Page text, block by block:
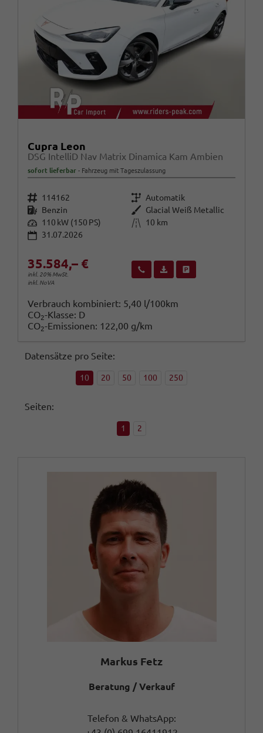
Cupra Leon
DSG IntelliD Nav Matrix Dinamica Kam Ambien
sofort lieferbar Fahrzeug mit Tageszulassung
Fahrzeugnr. 114162 Getriebe Automatik
Kraftstoff Benzin Außenfarbe
Glacial Weiß Metallic
Leistung 110 kW (150 PS) Kilometerstand
10 km
31.07.2026
35.584,– €
inkl. 20% MwSt.
inkl. NoVA
Wir rufen Sie anFahrzeugexposé (PDF)
Verbrauch kombiniert: 5,40 l/100km
CO2-Klasse: D
CO2-Emissionen: 122,00 g/km
Datensätze pro Seite:
10 20 50 100 250
Seiten:
1 2
Markus Fetz
Beratung / Verkauf
Telefon & WhatsApp: